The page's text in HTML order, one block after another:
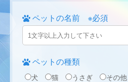
ペットの名前 ※必須
ペットの種類
犬 猫 うさぎ その他